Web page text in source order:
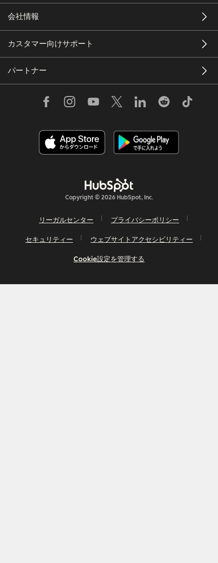
会社情報
カスタマー向けサポート
パートナー
Copyright © 2026 HubSpot, Inc.
リーガルセンター プライバシーポリシー
セキュリティー ウェブサイトアクセシビリティー
Cookie設定を管理する